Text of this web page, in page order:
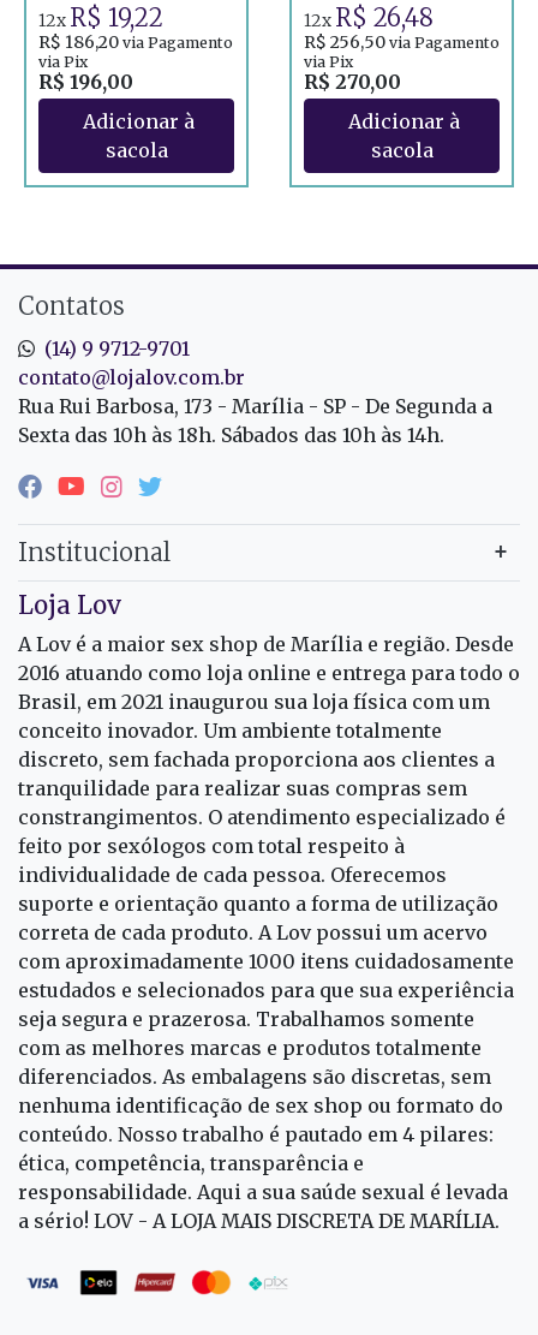
R$ 196,00
12x R$ 19,22
R$ 186,20 via Pagamento
via Pix
R$ 270,00
12x R$ 26,48
R$ 256,50 via Pagamento
via Pix
Contatos
(14) 9 9712-9701
contato@lojalov.com.br
Rua Rui Barbosa, 173 - Marília - SP - De Segunda a
Sexta das 10h às 18h. Sábados das 10h às 14h.
Institucional
Loja Lov
A Lov é a maior sex shop de Marília e região. Desde
2016 atuando como loja online e entrega para todo o
Brasil, em 2021 inaugurou sua loja física com um
conceito inovador. Um ambiente totalmente
discreto, sem fachada proporciona aos clientes a
tranquilidade para realizar suas compras sem
constrangimentos. O atendimento especializado é
feito por sexólogos com total respeito à
individualidade de cada pessoa. Oferecemos
suporte e orientação quanto a forma de utilização
correta de cada produto. A Lov possui um acervo
com aproximadamente 1000 itens cuidadosamente
estudados e selecionados para que sua experiência
seja segura e prazerosa. Trabalhamos somente
com as melhores marcas e produtos totalmente
diferenciados. As embalagens são discretas, sem
nenhuma identificação de sex shop ou formato do
conteúdo. Nosso trabalho é pautado em 4 pilares:
ética, competência, transparência e
responsabilidade. Aqui a sua saúde sexual é levada
a sério! LOV - A LOJA MAIS DISCRETA DE MARÍLIA.